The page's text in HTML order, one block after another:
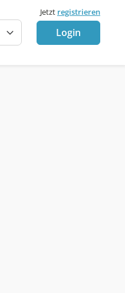
Jetzt registrieren
Login